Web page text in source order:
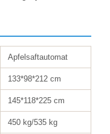
Apfelsaftautomat
133*98*212 cm
145*118*225 cm
450 kg/535 kg